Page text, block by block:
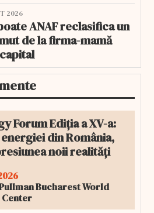
2026
ANAF reclasifica un
de la firma-mamă
Forum Ediția a XV-a:
din România,
noii realități
Bucharest World